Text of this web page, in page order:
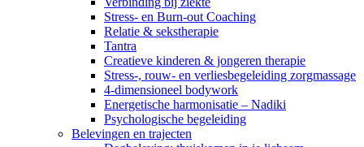
Stress- en Burn-out Coaching
Relatie & sekstherapie
Tantra
Creatieve kinderen & jongeren therapie
Stress-, rouw- en verliesbegeleiding zorgmassage
4-dimensioneel bodywork
Energetische harmonisatie – Nadiki
Psychologische begeleiding
Belevingen en trajecten